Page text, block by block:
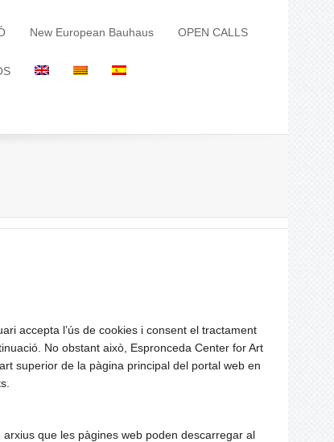
New European Bauhaus OPEN CALLS
accepta l’ús de cookies i consent el tractament
No obstant això, Espronceda Center for Art
superior de la pàgina principal del portal web en
que les pàgines web poden descarregar al